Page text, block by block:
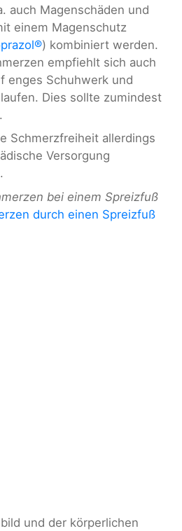
auch Magenschäden und
einem Magenschutz
) kombiniert werden.
empfiehlt sich auch
enges Schuhwerk und
Dies sollte zumindest
Schmerzfreiheit allerdings
Versorgung
bei einem Spreizfuß
durch einen Spreizfuß
und der körperlichen